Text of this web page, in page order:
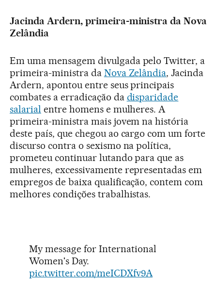
Jacinda Ardern, primeira-ministra da Nova
Zelândia
Em uma mensagem divulgada pelo Twitter, a
primeira-ministra da Nova Zelândia, Jacinda
Ardern, apontou entre seus principais
combates a erradicação da disparidade
salarial entre homens e mulheres. A
primeira-ministra mais jovem na história
deste país, que chegou ao cargo com um forte
discurso contra o sexismo na política,
prometeu continuar lutando para que as
mulheres, excessivamente representadas em
empregos de baixa qualificação, contem com
melhores condições trabalhistas.
My message for International
Women's Day.
pic.twitter.com/meICDXfv9A